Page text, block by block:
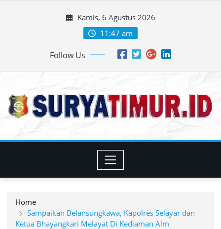
Kamis, 6 Agustus 2026
11:47 am
Follow Us
Home
Sampaikan Belansungkawa, Kapolres Selayar dan
Ketua Bhayangkari Melayat Di Kediaman Alm